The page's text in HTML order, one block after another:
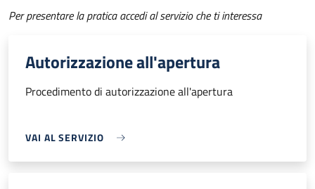
Per presentare la pratica accedi al servizio che ti interessa
Autorizzazione all'apertura
Procedimento di autorizzazione all'apertura
VAI AL SERVIZIO